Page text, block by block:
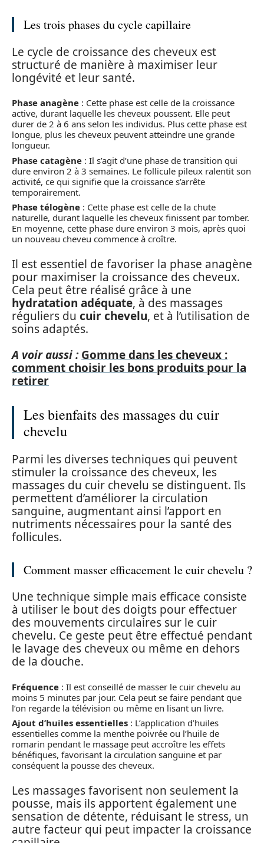
Les trois phases du cycle capillaire
Le cycle de croissance des cheveux est
structuré de manière à maximiser leur
longévité et leur santé.
Phase anagène : Cette phase est celle de la croissance
active, durant laquelle les cheveux poussent. Elle peut
durer de 2 à 6 ans selon les individus. Plus cette phase est
longue, plus les cheveux peuvent atteindre une grande
longueur.
Phase catagène : Il s’agit d’une phase de transition qui
dure environ 2 à 3 semaines. Le follicule pileux ralentit son
activité, ce qui signifie que la croissance s’arrête
temporairement.
Phase télogène : Cette phase est celle de la chute
naturelle, durant laquelle les cheveux finissent par tomber.
En moyenne, cette phase dure environ 3 mois, après quoi
un nouveau cheveu commence à croître.
Il est essentiel de favoriser la phase anagène
pour maximiser la croissance des cheveux.
Cela peut être réalisé grâce à une
hydratation adéquate, à des massages
réguliers du cuir chevelu, et à l’utilisation de
soins adaptés.
A voir aussi : Gomme dans les cheveux :
comment choisir les bons produits pour la
retirer
Les bienfaits des massages du cuir
chevelu
Parmi les diverses techniques qui peuvent
stimuler la croissance des cheveux, les
massages du cuir chevelu se distinguent. Ils
permettent d’améliorer la circulation
sanguine, augmentant ainsi l’apport en
nutriments nécessaires pour la santé des
follicules.
Comment masser efficacement le cuir chevelu ?
Une technique simple mais efficace consiste
à utiliser le bout des doigts pour effectuer
des mouvements circulaires sur le cuir
chevelu. Ce geste peut être effectué pendant
le lavage des cheveux ou même en dehors
de la douche.
Fréquence : Il est conseillé de masser le cuir chevelu au
moins 5 minutes par jour. Cela peut se faire pendant que
l’on regarde la télévision ou même en lisant un livre.
Ajout d’huiles essentielles : L’application d’huiles
essentielles comme la menthe poivrée ou l’huile de
romarin pendant le massage peut accroître les effets
bénéfiques, favorisant la circulation sanguine et par
conséquent la pousse des cheveux.
Les massages favorisent non seulement la
pousse, mais ils apportent également une
sensation de détente, réduisant le stress, un
autre facteur qui peut impacter la croissance